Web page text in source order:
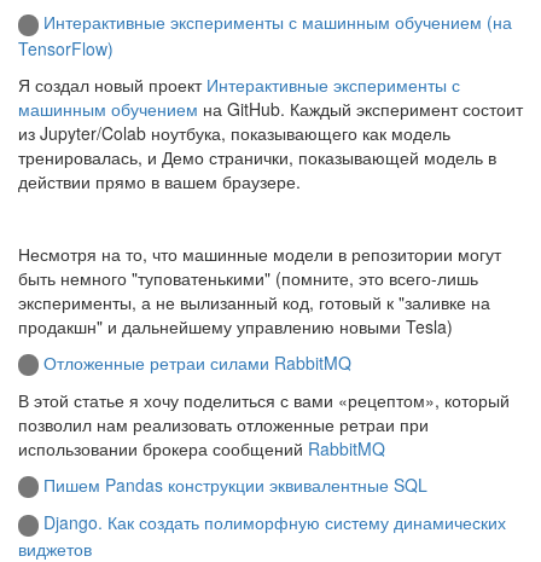
Интерактивные эксперименты с машинным обучением (на
TensorFlow)
Я создал новый проект Интерактивные эксперименты с
машинным обучением на GitHub. Каждый эксперимент состоит
из Jupyter/Colab ноутбука, показывающего как модель
тренировалась, и Демо странички, показывающей модель в
действии прямо в вашем браузере.
Несмотря на то, что машинные модели в репозитории могут
быть немного "туповатенькими" (помните, это всего-лишь
эксперименты, а не вылизанный код, готовый к "заливке на
продакшн" и дальнейшему управлению новыми Tesla)
Отложенные ретраи силами RabbitMQ
В этой статье я хочу поделиться с вами «рецептом», который
позволил нам реализовать отложенные ретраи при
использовании брокера сообщений RabbitMQ
Пишем Pandas конструкции эквивалентные SQL
Django. Как создать полиморфную систему динамических
виджетов